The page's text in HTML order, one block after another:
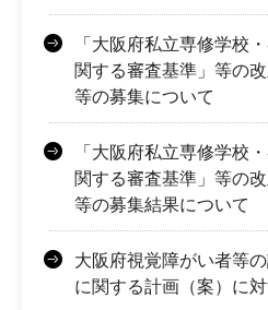
「大阪府私立専修学校
関する審査基準」等の
等の募集について
「大阪府私立専修学校
関する審査基準」等の
等の募集結果について
大阪府視覚障がい者等
に関する計画（案）に